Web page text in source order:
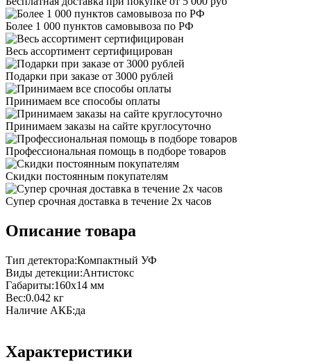
Более 1 000 пунктов самовывоза по РФ
Весь ассортимент сертифицирован
Подарки при заказе от 3000 рублей
Принимаем все способы оплаты
Принимаем заказы на сайте круглосуточно
Профессиональная помощь в подборе товаров
Скидки постоянным покупателям
Супер срочная доставка в течение 2х часов
Описание товара
Тип детектора:Компактный УФ
Виды детекции:Антистокс
Габариты:160x14 мм
Вес:0.042 кг
Наличие АКБ:да
Характеристики